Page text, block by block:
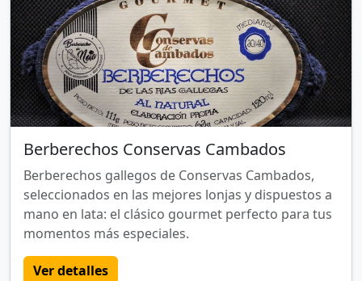
Berberechos Conservas Cambados
Berberechos gallegos de Conservas Cambados,
seleccionados en las mejores lonjas y dispuestos a
mano en lata: el clásico gourmet perfecto para tus
momentos más especiales.
Ver detalles